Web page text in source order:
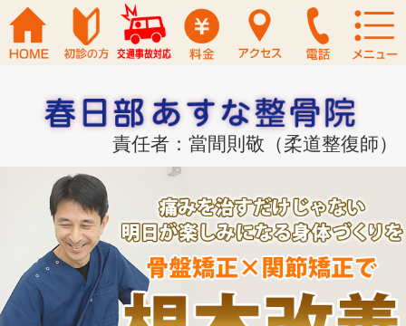
責任者：當間則敬